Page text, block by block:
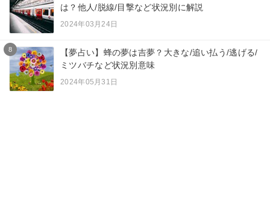
は？他人/脱線/目撃など状況別に解説
2024年03月24日
8
【夢占い】蜂の夢は吉夢？大きな/追い払う/逃げる/
ミツバチなど状況別意味
2024年05月31日